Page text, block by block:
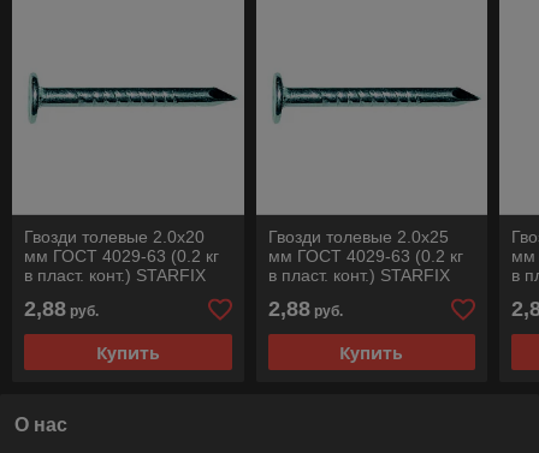
Гвозди толевые 2.0х20
мм ГОСТ 4029-63 (0.2 кг
в пласт. конт.) STARFIX
2,88 руб.
Купить
Гвозди толевые 2.0х25
мм ГОСТ 4029-63 (0.2 кг
в пласт. конт.) STARFIX
2,88руб.
Купить
мм
в
О нас